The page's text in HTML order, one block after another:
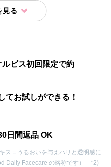
(送料無料）
アームバンド
オイル サンプル
クルセラムミニサイズ
ビス初回限定で約
てお試しができる！
日間返品 OK
ス＝うるおいを与えハリと透明感に
Daily Facecare の略称です） *2)